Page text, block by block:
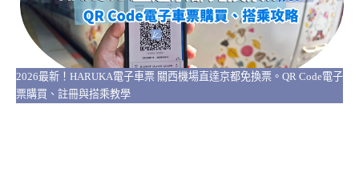
2026最新！HARUKA電子車票 關西機場直達京都免換票。QR Code電子
票購買、註冊與搭乘教學